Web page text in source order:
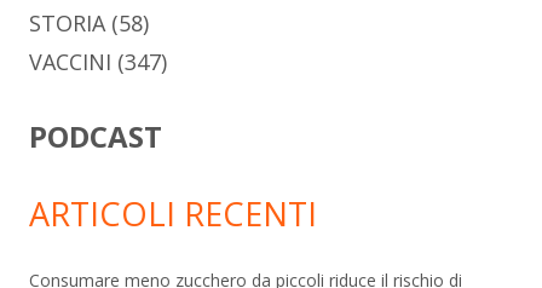
STORIA(58)
VACCINI (347)
PODCAST
ARTICOLI RECENTI
Consumare meno zucchero da piccoli riduce il rischio di